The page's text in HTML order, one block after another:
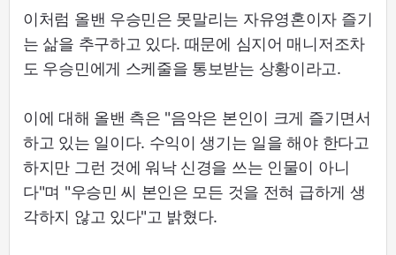
이처럼 올밴 우승민은 못말리는 자유영혼이자 즐기
는 삶을 추구하고 있다. 때문에 심지어 매니저조차
도 우승민에게 스케줄을 통보받는 상황이라고.
이에 대해 올밴 측은 "음악은 본인이 크게 즐기면서
하고 있는 일이다. 수익이 생기는 일을 해야 한다고
하지만 그런 것에 워낙 신경을 쓰는 인물이 아니
다"며 "우승민 씨 본인은 모든 것을 전혀 급하게 생
각하지 않고 있다"고 밝혔다.